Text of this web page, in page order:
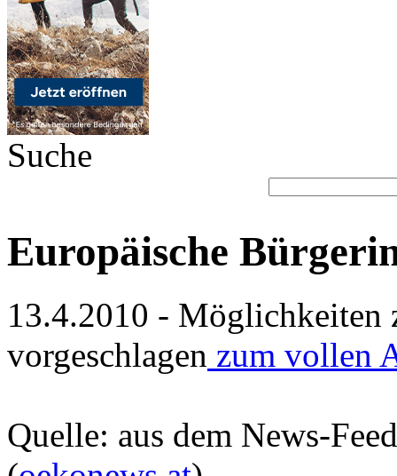
Suche
Europäische
13.4.2010 -
vorgeschlagen zum vollen
Quelle: aus dem News-